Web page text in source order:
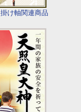
掛け軸関連商品